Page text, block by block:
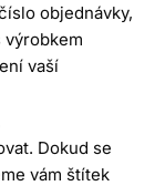
objednávky,
vaší
Dokud se
vám štítek